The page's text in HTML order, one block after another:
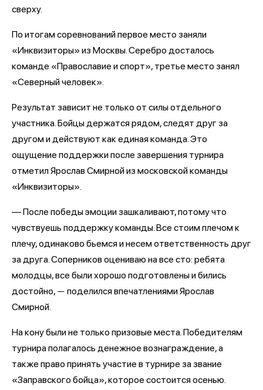
сверху.
По итогам соревнований первое место заняли
«Инквизиторы» из Москвы. Серебро досталось
команде «Православие и спорт», третье место занял
«Северный человек».
Результат зависит не только от силы отдельного
участника. Бойцы держатся рядом, следят друг за
другом и действуют как единая команда. Это
ощущение поддержки после завершения турнира
отметил Ярослав Смирной из московской команды
«Инквизиторы».
— После победы эмоции зашкаливают, потому что
чувствуешь поддержку команды. Все стоим плечом к
плечу, одинаково бьемся и несем ответственность друг
за друга. Соперников оцениваю на все сто: ребята
молодцы, все были хорошо подготовлены и бились
достойно, — поделился впечатлениями Ярослав
Смирной.
На кону были не только призовые места. Победителям
турнира полагалось денежное вознаграждение, а
также право принять участие в турнире за звание
«Заправского бойца», которое состоится осенью.